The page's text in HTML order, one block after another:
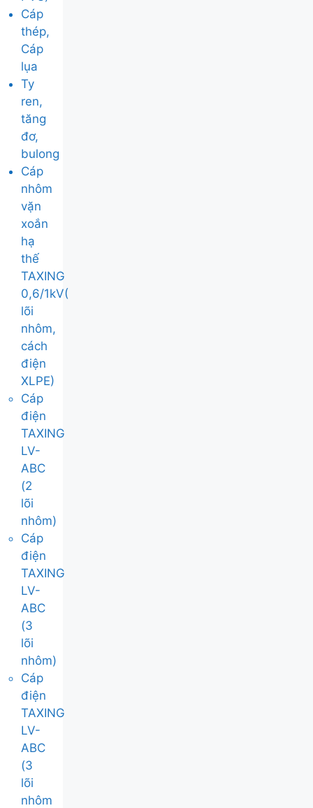
Cáp
thép,
Cáp
lụa
Ty
ren,
tăng
đơ,
bulong
Cáp
nhôm
vặn
xoắn
hạ
thế
TAXING
0,6/1kV(
lõi
nhôm,
cách
điện
XLPE)
Cáp
điện
TAXING
LV-
ABC
(2
lõi
nhôm)
Cáp
điện
TAXING
LV-
ABC
(3
lõi
nhôm)
Cáp
điện
TAXING
LV-
ABC
(3
lõi
nhôm